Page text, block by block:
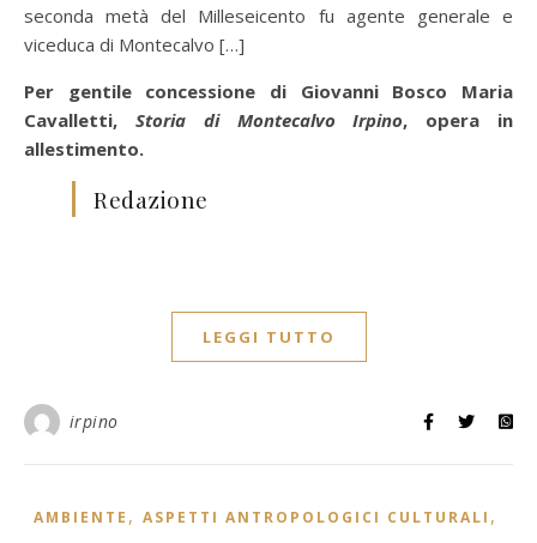
seconda metà del Milleseicento fu agente generale e
viceduca di Montecalvo […]
Per gentile concessione di Giovanni Bosco Maria
Cavalletti, Storia di Montecalvo Irpino, opera in
allestimento.
Redazione
LEGGI TUTTO
irpino
AMBIENTE , ASPETTI ANTROPOLOGICI CULTURALI ,